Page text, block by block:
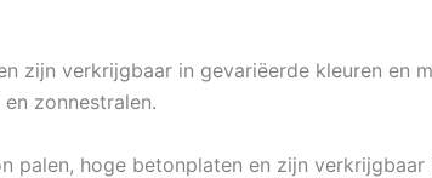
zijn verkrijgbaar in gevariëerde kleuren en
zonnestralen.
palen, hoge betonplaten en zijn verkrijgbaar